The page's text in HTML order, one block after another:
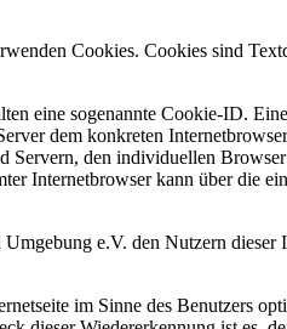
Cookies. Cookies sind
eine sogenannte Cookie-ID.
dem konkreten
Servern, den individuellen
Internetbrowser kann über die
e.V. den Nutzern dieser
im Sinne des Benutzers